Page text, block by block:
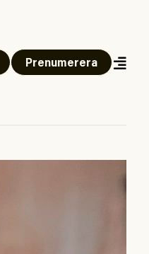
Prenumerera